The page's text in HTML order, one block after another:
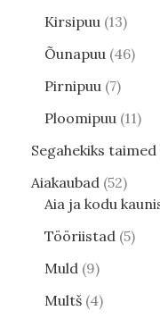
Kirsipuu 13
Õunapuu 46
Pirnipuu 7
Ploomipuu 11
Segahekiks taimed
Aiakaubad 52
Aia ja kodu
Tööriistad 5
Muld 9
Multš 4